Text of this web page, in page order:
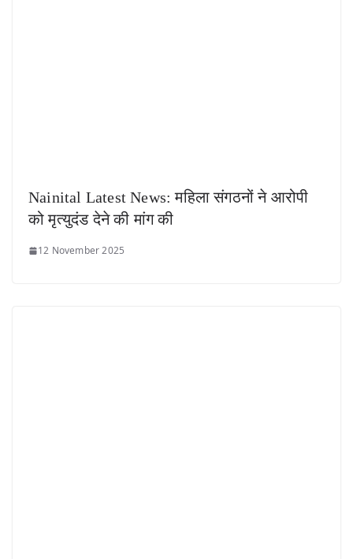
Nainital Latest News: महिला संगठनों ने आरोपी
को मृत्युदंड देने की मांग की
12 November 2025